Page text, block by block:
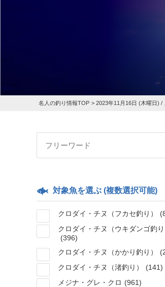
名人の釣り情報TOP > 2023年11月16日 (木曜日) /
対象魚を選ぶ (複数選択可能)
クロダイ・チヌ（フカセ釣り）
クロダイ・チヌ（ウキダンゴ釣り
(396)
クロダイ・チヌ（かかり釣り）
クロダイ・チヌ（渚釣り）
(141)
メジナ・グレ・クロ (961)